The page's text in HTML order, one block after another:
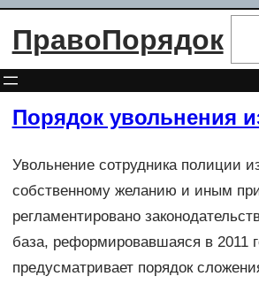
Перейти
ПравоПорядок
Порядок увольнения
Увольнение сотрудника полиции
собственному желанию и иным
регламентировано
база, реформировавшаяся в 2011
предусматривает порядок